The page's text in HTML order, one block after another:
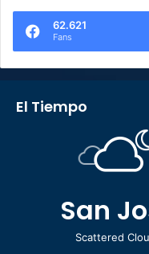
62.621
Fans
El Tiempo
San
Scattered